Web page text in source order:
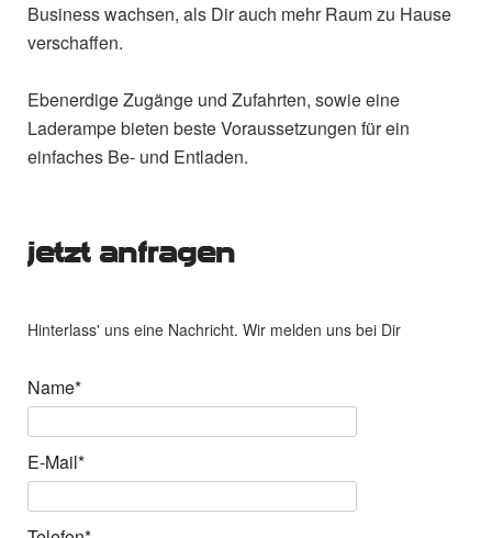
Business wachsen, als Dir auch mehr Raum zu Hause
verschaffen.
Ebenerdige Zugänge und Zufahrten, sowie eine
Laderampe bieten beste Voraussetzungen für ein
einfaches Be- und Entladen.
jetzt anfragen
Hinterlass' uns eine Nachricht. Wir melden uns bei Dir
Pflichtfeld
Name*
Pflichtfeld
E-Mail*